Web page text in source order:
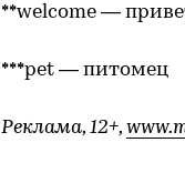
**welcome —
***pet — питомец
Реклама, 12+,